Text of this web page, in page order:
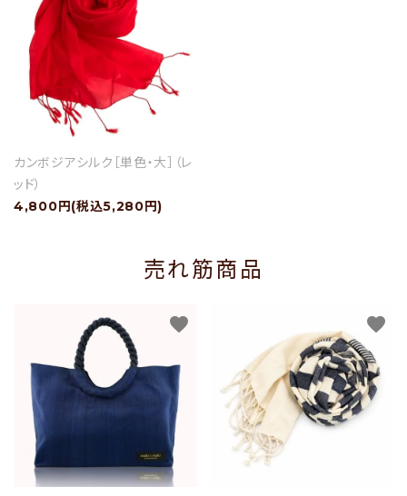
カンボジアシルク［単色・大］（レ
ッド）
4,800円(税込5,280円)
売れ筋商品
favorite favorite